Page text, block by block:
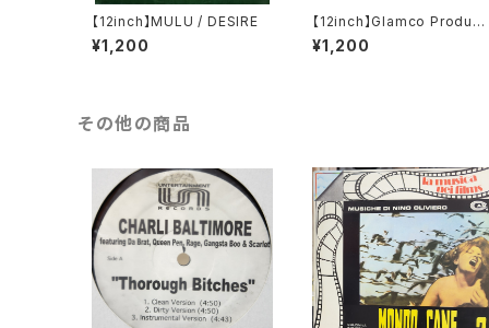
【12inch】MULU / DESIRE
¥1,200
【12inch】Glamco Producti
ons Presents Jon Shaft /
Ain't Really Down / Ideali
¥1,200
その他の商品